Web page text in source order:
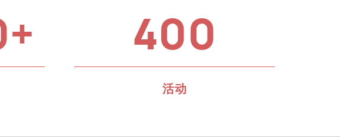
400
活动